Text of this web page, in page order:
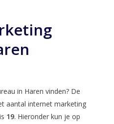
in Haren vinden? De
aantal internet marketing
19. Hieronder kun je op